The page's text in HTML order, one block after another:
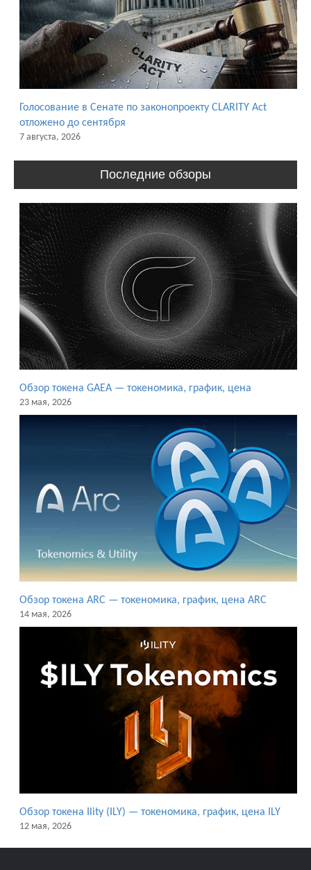
Голосование в Сенате по законопроекту CLARITY Act
отложено до сентября
7 августа, 2026
Последние обзоры
Обзор токена GAEA — токеномика, график, цена
23 мая, 2026
Обзор токена ARC — токеномика, график, цена ARC
14 мая, 2026
Обзор токена Ility (ILY) — токеномика, график, цена ILY
12 мая, 2026